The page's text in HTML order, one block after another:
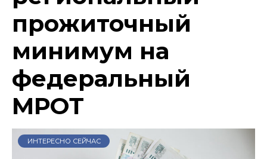
прожиточный
минимум на
федеральный
МРОТ
ИНТЕРЕСНО СЕЙЧАС